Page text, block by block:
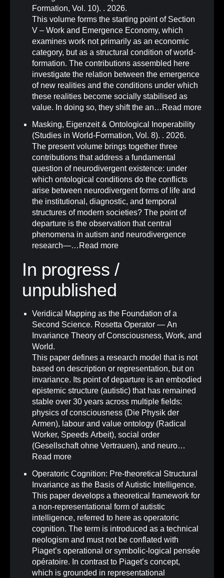
Formation, Vol. 10). . 2026.
This volume forms the starting point of Section
V – Work and Emergence Economy, which
examines work not primarily as an economic
category, but as a structural condition of world-
formation. The contributions assembled here
investigate the relation between the emergence
of new realities and the conditions under which
these realities become socially stabilised as
value. In doing so, they shift the an… Read more
Masking, Eigenzeit & Ontological Inoperability
(Studies in World-Formation, Vol. 8). . 2026.
The present volume brings together three
contributions that address a fundamental
question of neurodivergent existence: under
which ontological conditions do the conflicts
arise between neurodivergent forms of life and
the institutional, diagnostic, and temporal
structures of modern societies? The point of
departure is the observation that central
phenomena in autism and neurodivergence
research—… Read more
In progress /
unpublished
Veridical Mapping as the Foundation of a
Second Science. Rosetta Operator — An
Invariance Theory of Consciousness, Work, and
World.
This paper defines a research model that is not
based on description or representation, but on
invariance. Its point of departure is an embodied
epistemic structure (autistic) that has remained
stable over 30 years across multiple fields:
physics of consciousness (Die Physik der
Armen), labour and value ontology (Radical
Worker, Speeds Arbeit), social order
(Gesellschaft ohne Vertrauen), and neuro…
Read more
Operatoric Cognition: Pre-theoretical Structural
Invariance as the Basis of Autistic Intelligence.
This paper develops a theoretical framework for
a non-representational form of autistic
intelligence, referred to here as operatoric
cognition. The term is introduced as a technical
neologism and must not be conflated with
Piaget’s operational or symbolic-logical pensée
opératoire. In contrast to Piaget’s concept,
which is grounded in representational